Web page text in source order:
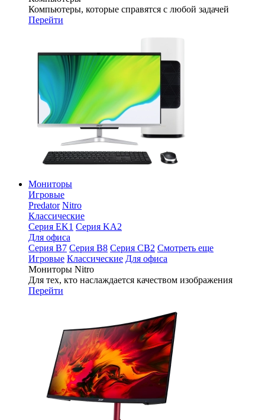
Компьютеры, которые справятся с любой задачей
Перейти
Мониторы
Игровые
Predator Nitro
Классические
Серия EK1 Серия KA2
Для офиса
Серия B7 Серия B8 Серия CB2 Смотреть еще
Игровые Классические Для офиса
Мониторы Nitro
Для тех, кто наслаждается качеством изображения
Перейти